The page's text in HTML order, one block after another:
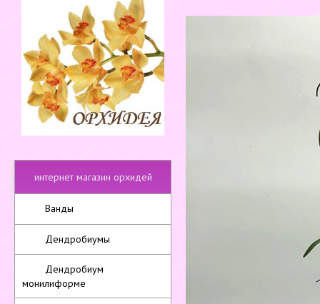
интернет магазин орхидей
Ванды
Дендробиумы
Дендробиум
монилиформе